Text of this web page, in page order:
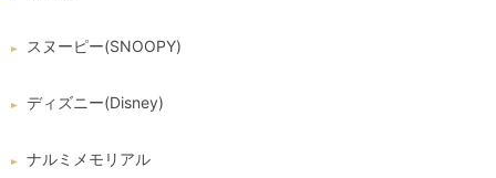
スヌーピー(SNOOPY)
ディズニー(Disney)
ナルミメモリアル